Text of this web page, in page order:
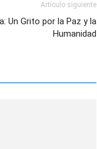
Artículo siguiente
Un Grito por la Paz y la
Humanidad